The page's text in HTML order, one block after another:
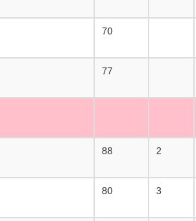
70
77
88 2
80 3